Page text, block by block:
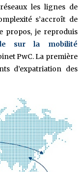
les lignes de
s’accroît de
propos, je reproduis
sur la mobilité
PwC. La première
d’expatriation des